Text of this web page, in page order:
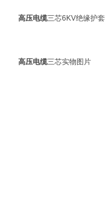
高压电缆三芯6KV绝缘护
高压电缆三芯实物图片